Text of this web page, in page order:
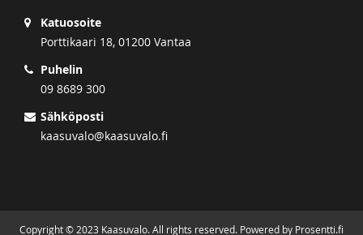
Katuosoite
Porttikaari 18, 01200 Vantaa
Puhelin
09 8689 300
Sähköposti
kaasuvalo@kaasuvalo.fi
Copyright © 2023 Kaasuvalo. All rights reserved. Powered by Prosentti.fi